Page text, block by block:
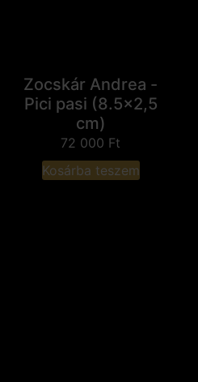
Zocskár Andrea -
Pici pasi (8.5x2,5
cm)
72 000 Ft
Kosárba teszem